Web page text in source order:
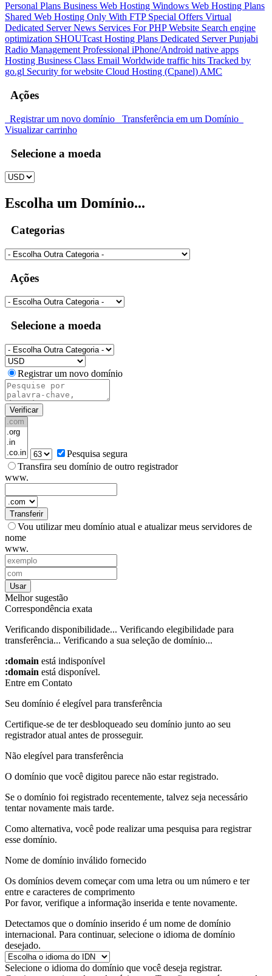
Personal Plans Business Web Hosting Windows Web Hosting Plans
Shared Web Hosting Only With FTP Special Offers Virtual
Dedicated ServerNews Services For PHP Website Search engine
optimization SHOUTcast Hosting Plans Dedicated ServerPunjabi
Radio ManagementProfessional iPhone/Android native apps
Hosting Business Class Email Worldwide traffic hits Tracked by
go.gl Security for website Cloud Hosting (Cpanel)AMC
Ações
Registrar um novo domínio
Transferência em um Domínio
Visualizar carrinho
Selecione a moeda
Escolha um Domínio...
Categorias
Ações
Selecione a moeda
Registrar um novo domínio
Verificar
Pesquisa segura
Transfira seu domínio de outro registrador
www.
Transferir
Vou utilizar meu domínio atual e atualizar meus servidores de
nome
www.
Usar
Melhor sugestão
Correspondência exata
Verificando disponibilidade... Verificando elegibilidade para
transferência... Verificando a sua seleção de domínio...
:domain está indisponível
:domain está disponível.
Entre em Contato
Seu domínio é elegível para transferência
Certifique-se de ter desbloqueado seu domínio junto ao seu
registrador atual antes de prosseguir.
Não elegível para transferência
O domínio que você digitou parece não estar registrado.
Se o domínio foi registrado recentemente, talvez seja necessário
tentar novamente mais tarde.
Como alternativa, você pode realizar uma pesquisa para registrar
esse domínio.
Nome de domínio inválido fornecido
Os domínios devem começar com uma letra ou um número e ter
entre e caracteres de comprimento
Por favor, verifique a informação inserida e tente novamente.
Detectamos que o domínio inserido é um nome de domínio
internacional. Para continuar, selecione o idioma de domínio
desejado.
Selecione o idioma do domínio que você deseja registrar.